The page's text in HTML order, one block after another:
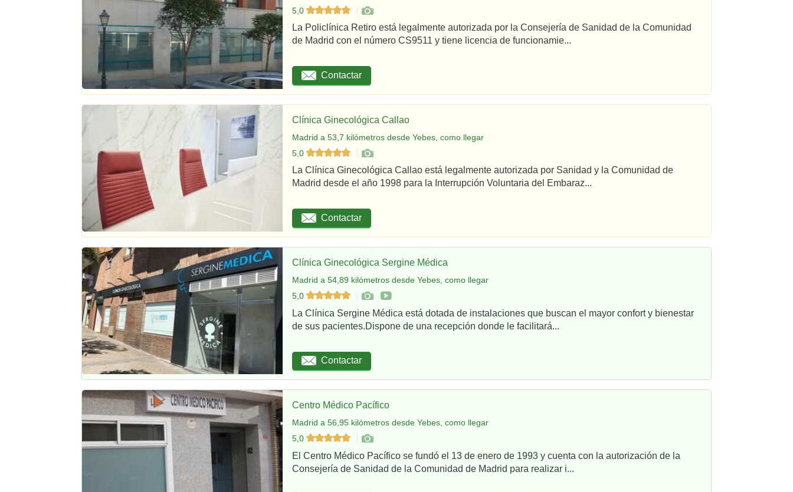
5,0
La Policlínica Retiro está legalmente autorizada por la Consejería de Sanidad de la Comunidad
de Madrid con el número CS9511 y tiene licencia de funcionamie...
Contactar
Clínica Ginecológica Callao
Madrid a 53,7 kilómetros desde Yebes, como llegar
5,0
La Clínica Ginecológica Callao está legalmente autorizada por Sanidad y la Comunidad de
Madrid desde el año 1998 para la Interrupción Voluntaria del Embaraz...
Contactar
Clínica Ginecológica Sergine Médica
Madrid a 54,89 kilómetros desde Yebes, como llegar
5,0
La Clínica Sergine Médica está dotada de instalaciones que buscan el mayor confort y bienestar
de sus pacientes.Dispone de una recepción donde le facilitará...
Contactar
Centro Médico Pacífico
Madrid a 56,95 kilómetros desde Yebes, como llegar
5,0
El Centro Médico Pacífico se fundó el 13 de enero de 1993 y cuenta con la autorización de la
Consejería de Sanidad de la Comunidad de Madrid para realizar i...